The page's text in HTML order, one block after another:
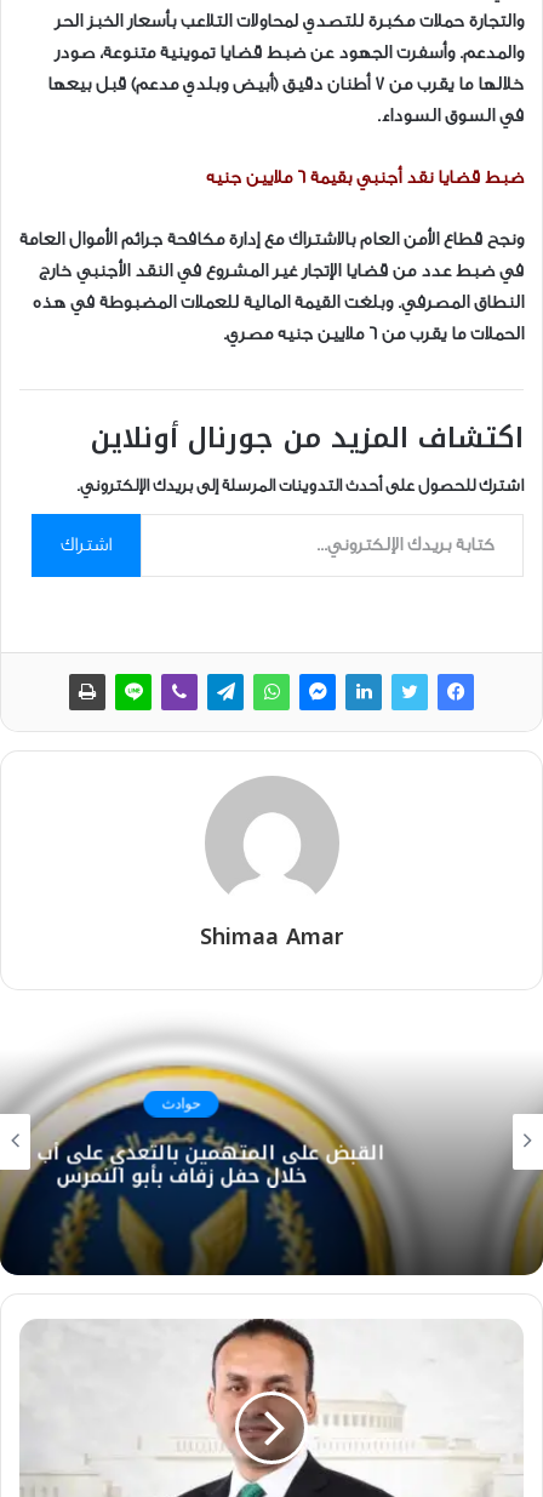
والتجارة حملات مكبرة للتصدي لمحاولات التلاعب بأسعار الخبز الحر
والمدعم. وأسفرت الجهود عن ضبط قضايا تموينية متنوعة، صودر
خلالها ما يقرب من 7 أطنان دقيق (أبيض وبلدي مدعم) قبل بيعها
في السوق السوداء.
ضبط قضايا نقد أجنبي بقيمة 6 ملايين جنيه
ونجح قطاع الأمن العام بالاشتراك مع إدارة مكافحة جرائم الأموال العامة
في ضبط عدد من قضايا الإتجار غير المشروع في النقد الأجنبي خارج
النطاق المصرفي. وبلغت القيمة المالية للعملات المضبوطة في هذه
الحملات ما يقرب من 6 ملايين جنيه مصري.
اكتشاف المزيد من جورنال أونلاين
اشترك للحصول على أحدث التدوينات المرسلة إلى بريدك الإلكتروني.
كتابة بريدك الإلكتروني...
اشتراك
Shimaa Amar
حوادث
القبض على المتهمين بالتعدي على أب وابنيه
خلال حفل زفاف بأبو النمرس